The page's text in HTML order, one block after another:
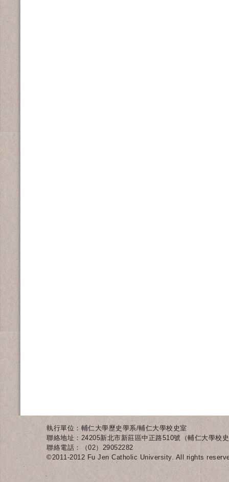
執行單位：輔仁大學歷史學系/輔仁大學校史室
聯絡地址：24205新北市新莊區中正路510號（輔仁大學校
聯絡電話：（02）29052282
©2011-2012 Fu Jen Catholic University. All rights